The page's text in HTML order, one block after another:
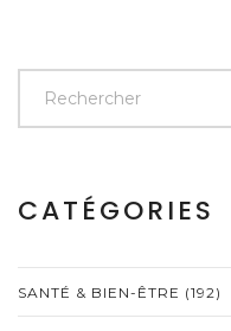
CATÉGORIES
SANTÉ & BIEN-ÊTRE (192)